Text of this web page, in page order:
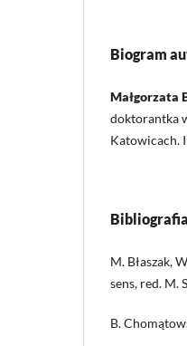
Biogram
Małgorzata
doktorantka
Katowicach.
Bibliografia
M. Błaszak,
sens, red. M.
B.